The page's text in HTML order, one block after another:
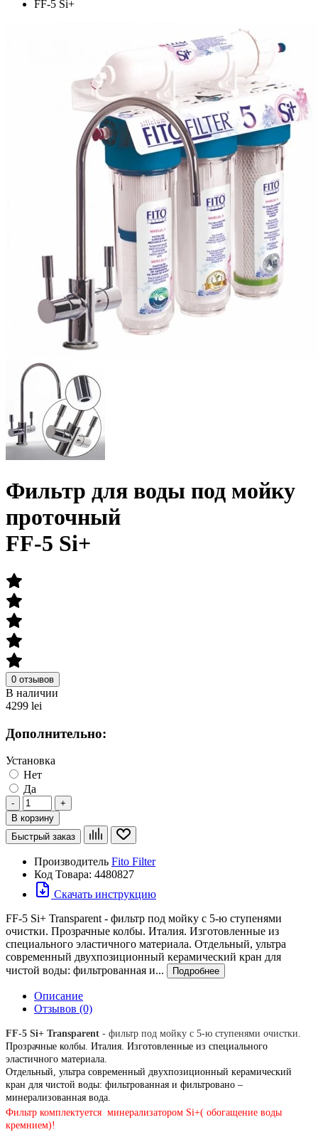
FF-5 Si+
Фильтр для воды под мойку
проточный
FF-5 Si+
0 отзывов
В наличии
4299 lei
Дополнительно:
Установка
Нет
Да
-
+
В корзину
Быстрый заказ
Производитель Fito Filter
Код Товара: 4480827
Скачать инструкцию
FF-5 Si+ Transparent - фильтр под мойку с 5-ю ступенями
очистки. Прозрачные колбы. Италия. Изготовленные из
специального эластичного материала. Отдельный, ультра
современный двухпозиционный керамический кран для
чистой воды: фильтрованная и...
Подробнее
Описание
Отзывов (0)
FF-5 Si+ Transparent - фильтр под мойку с 5-ю ступенями очистки.
Прозрачные колбы. Италия. Изготовленные из специального
эластичного материала.
Отдельный, ультра современный двухпозиционный керамический
кран для чистой воды: фильтрованная и фильтровано –
минерализованная вода.
Фильтр комплектуется минерализатором Si+( обогащение воды
кремнием)!